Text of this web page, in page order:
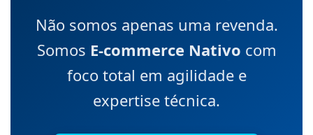
Não somos apenas uma revenda.
Somos E-commerce Nativo com
foco total em agilidade e
expertise técnica.